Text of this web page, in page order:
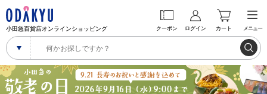
小田急百貨店オンラインショッピング クーポン ログイン カート メニュー